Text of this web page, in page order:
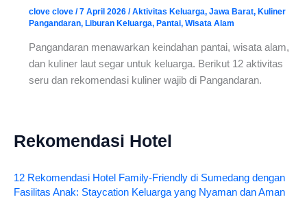
clove clove /7 April 2026 /Aktivitas Keluarga, Jawa Barat, Kuliner
Pangandaran, Liburan Keluarga, Pantai, Wisata Alam
Pangandaran menawarkan keindahan pantai, wisata alam,
dan kuliner laut segar untuk keluarga. Berikut 12 aktivitas
seru dan rekomendasi kuliner wajib di Pangandaran.
Rekomendasi Hotel
12 Rekomendasi Hotel Family-Friendly di Sumedang dengan
Fasilitas Anak: Staycation Keluarga yang Nyaman dan Aman